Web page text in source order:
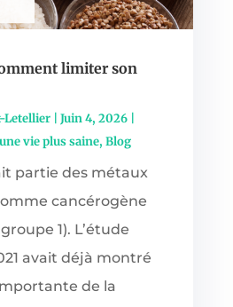
limiter son
Letellier| Juin 4, 2026|
vie plus saine, Blog
partie des métaux
cancérogène
1). L’étude
avait déjà montré
de la